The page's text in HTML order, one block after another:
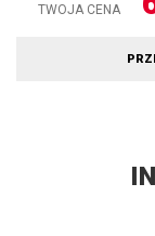
TWOJA CENA